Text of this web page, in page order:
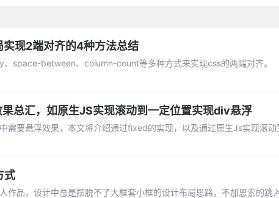
现2端对齐的4种方法总结
space-between、column-count等多种方式来实现css的两端对齐。
总汇，如原生JS实现滚动到一定位置实现div悬浮
需要悬浮效果，本文将介绍通过fixed的实现，以及通过原生Js实现滚动
式
作品，设计中总是摆脱不了大框套小框的设计布局思路，不加思索的跳